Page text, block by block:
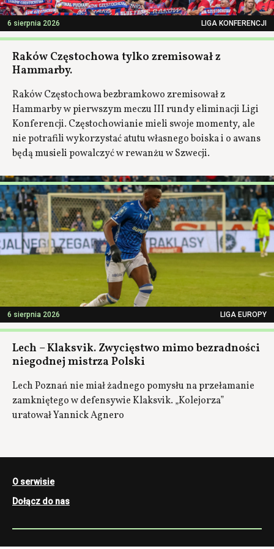
6 sierpnia 2026 LIGA KONFERENCJI
Raków Częstochowa tylko zremisował z
Hammarby.
Raków Częstochowa bezbramkowo zremisował z
Hammarby w pierwszym meczu III rundy eliminacji Ligi
Konferencji. Częstochowianie mieli swoje momenty, ale
nie potrafili wykorzystać atutu własnego boiska i o awans
będą musieli powalczyć w rewanżu w Szwecji.
6 sierpnia 2026 LIGA EUROPY
Lech – Klaksvik. Zwycięstwo mimo bezradności
niegodnej mistrza Polski
Lech Poznań nie miał żadnego pomysłu na przełamanie
zamkniętego w defensywie Klaksvik. „Kolejorza”
uratował Yannick Agnero
O serwisie
Dołącz do nas